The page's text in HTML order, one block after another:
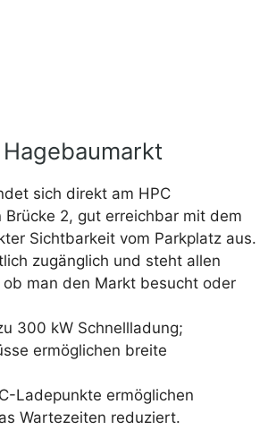
sich direkt am HPC
2, gut erreichbar mit dem
Sichtbarkeit vom Parkplatz aus.
zugänglich und steht allen
man den Markt besucht oder
300 kW Schnellladung;
ermöglichen breite
Ladepunkte ermöglichen
Wartezeiten reduziert.